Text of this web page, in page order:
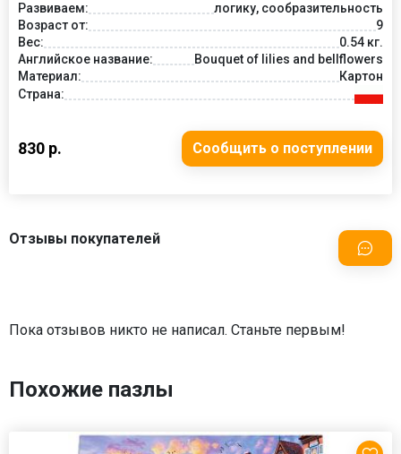
Развиваем:
логику, сообразительность
Возраст от:
9
Вес:
0.54 кг.
Английское название:
Bouquet of lilies and bellflowers
Материал:
Картон
Страна:
830 р. Сообщить о поступлении
Отзывы покупателей
Пока отзывов никто не написал. Станьте первым!
Похожие пазлы